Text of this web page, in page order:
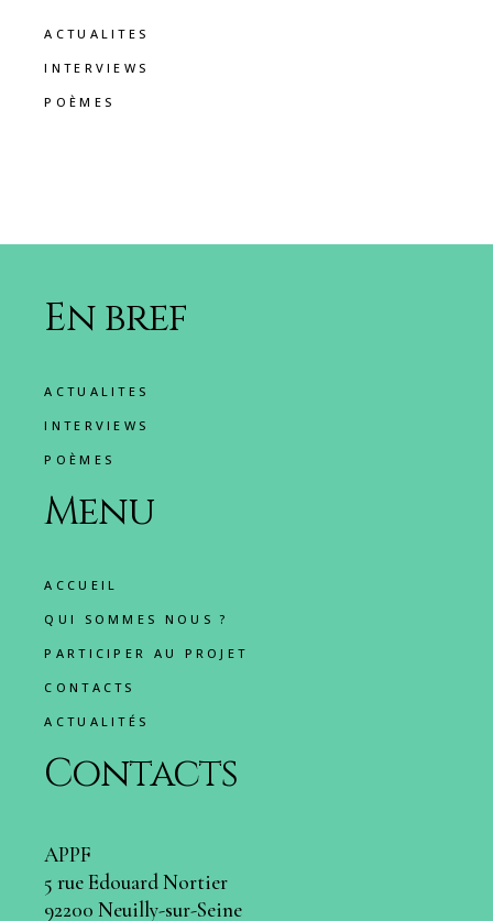
ACTUALITES
INTERVIEWS
POÈMES
En bref
ACTUALITES
INTERVIEWS
POÈMES
Menu
ACCUEIL
QUI SOMMES NOUS ?
PARTICIPER AU PROJET
CONTACTS
ACTUALITÉS
Contacts
APPF
5 rue Edouard Nortier
92200 Neuilly-sur-Seine